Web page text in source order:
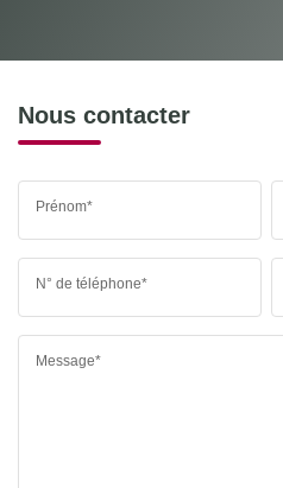
Nous contacter
Prénom*
N° de téléphone*
Message*